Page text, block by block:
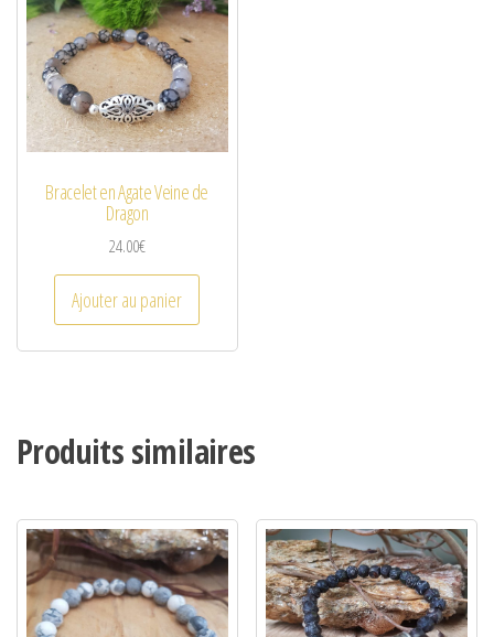
Bracelet en Agate Veine de
Dragon
24.00€
Ajouter au panier
Produits similaires